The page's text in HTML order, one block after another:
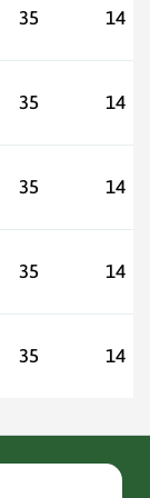
35 14
35 14
35 14
35 14
35 14